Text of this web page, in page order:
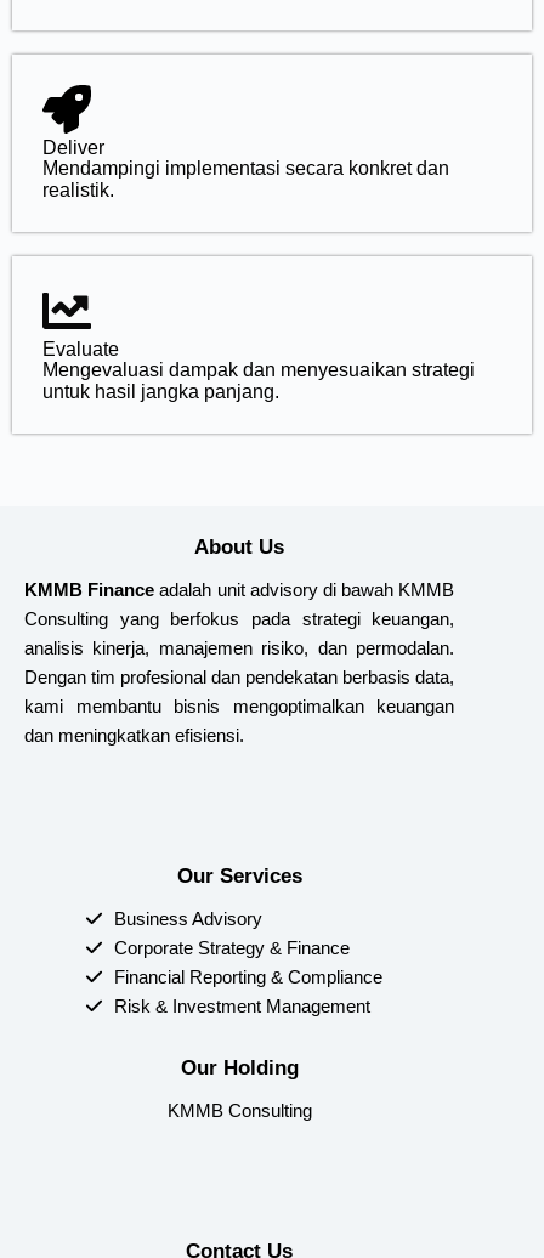
Deliver
Mendampingi implementasi secara konkret dan
realistik.
Evaluate
Mengevaluasi dampak dan menyesuaikan strategi
untuk hasil jangka panjang.
About Us
KMMB Financeadalah unit advisory di bawah KMMB
Consulting yang berfokus pada strategi keuangan,
analisis kinerja, manajemen risiko, dan permodalan.
Dengan tim profesional dan pendekatan berbasis data,
kami membantu bisnis mengoptimalkan keuangan
dan meningkatkan efisiensi.
Our Services
Business Advisory
Corporate Strategy & Finance
Financial Reporting & Compliance
Risk & Investment Management
Our Holding
KMMB Consulting
Contact Us